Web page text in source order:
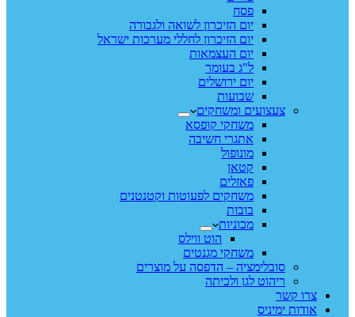
פסח
יום הזיכרון לשואה ולגבורה
יום הזיכרון לחללי מערכות ישראל
יום העצמאות
ל"ג בעומר
יום ירושלים
שבועות
צעצועים ומשחקים
משחקי קופסא
אתגרי חשיבה
מונופול
קטאן
פאזלים
משחקים לפעוטות וקטנטנים
בובות
מכוניות
הוט ווילס
משחקי מגנטים
סובלימציה – הדפסה על מוצרים
ריהוט לגן ולכיתה
צרו קשר
אודות ימיניס